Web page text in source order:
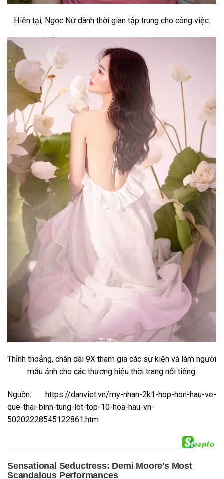
Hiện tại, Ngọc Nữ dành thời gian tập trung cho công việc.
Thỉnh thoảng, chân dài 9X tham gia các sự kiện và làm người
mẫu ảnh cho các thương hiệu thời trang nổi tiếng.
Nguồn: https://danviet.vn/my-nhan-2k1-hop-hon-hau-ve-
que-thai-binh-tung-lot-top-10-hoa-hau-vn-
50202228545122861.htm